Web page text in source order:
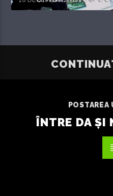
POSTAREA
ÎNTRE DA